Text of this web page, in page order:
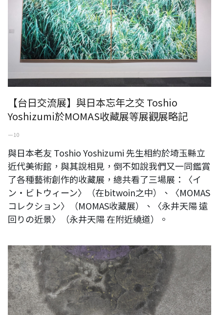
【台日交流展】與日本忘年之交 Toshio
Yoshizumi於MOMAS收藏展等展觀展略記
一 10
與日本老友 Toshio Yoshizumi 先生相約於埼玉縣立
近代美術館，與其說相見，倒不如說我們又一同鑑賞
了各種藝術創作的收藏展，總共看了三場展：〈イ
ン・ビトウィーン〉（在bitwoin之中）、〈MOMAS
コレクション〉（MOMAS收藏展）、〈永井天陽 遠
回りの近景〉（永井天陽 在附近繞道）。
作品名稱： 日月戢重暉 規格：50x40公分 媒材：墨、宣紙 年代： 2024